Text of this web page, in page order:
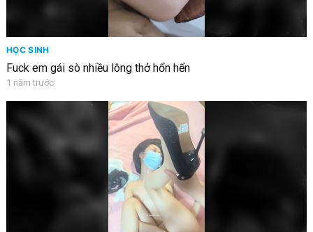
HỌC SINH
Fuck em gái sò nhiều lông thở hổn hển
1 năm trước